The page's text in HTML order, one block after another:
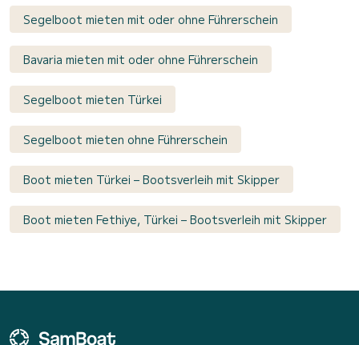
Segelboot mieten mit oder ohne Führerschein
Bavaria mieten mit oder ohne Führerschein
Segelboot mieten Türkei
Segelboot mieten ohne Führerschein
Boot mieten Türkei – Bootsverleih mit Skipper
Boot mieten Fethiye, Türkei – Bootsverleih mit Skipper